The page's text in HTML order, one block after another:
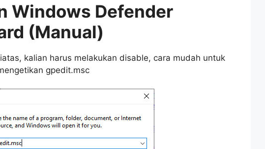
Windows Defender
(Manual)
kalian harus melakukan disable, cara mudah untuk
gpedit.msc